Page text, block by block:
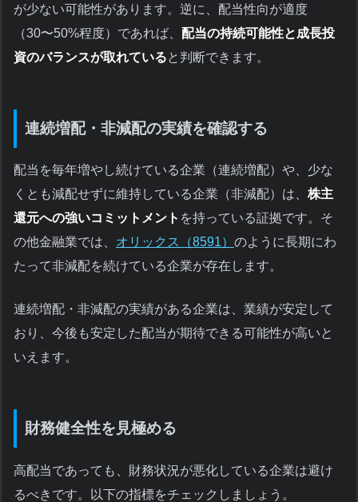
が少ない可能性があります。逆に、配当性向が適度
（30〜50%程度）であれば、 配当の持続可能性と成長投
資のバランスが取れていると判断できます。
連続増配・非減配の実績を確認する
配当を毎年増やし続けている企業（連続増配）や、少な
くとも減配せずに維持している企業（非減配）は、 株主
還元への強いコミットメント を持っている証拠です。そ
の他金融業では、 オリックス（8591） のように長期にわ
たって非減配を続けている企業が存在します。
連続増配・非減配の実績がある企業は、業績が安定して
おり、今後も安定した配当が期待できる可能性が高いと
いえます。
財務健全性を見極める
高配当であっても、財務状況が悪化している企業は避け
るべきです。以下の指標をチェックしましょう。